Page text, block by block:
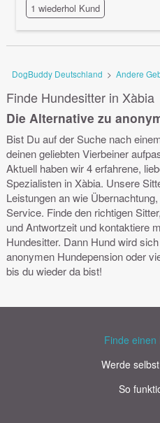
1 wiederhol Kund
DogBuddy Deutschland > Andere
Finde Hundesitter in Xàbia
Die Alternative zu
Bist Du auf der Suche nach
deinen geliebten Vierbeiner
Aktuell haben wir 4 erfahrene,
Spezialisten in Xàbia. Unsere
Leistungen an wie
Service. Finde den richtigen
und Antwortzeit und kontaktiere
Hundesitter. Dann Hund wird
anonymen Hundepension oder
bis du wieder da bist!
Finde
Werde
So